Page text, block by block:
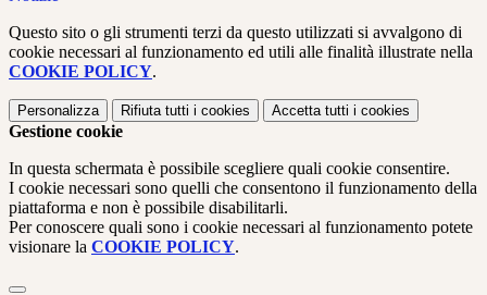
Questo sito o gli strumenti terzi da questo utilizzati si avvalgono di
cookie necessari al funzionamento ed utili alle finalità illustrate nella
COOKIE POLICY.
Personalizza Rifiuta tutti i cookies Accetta tutti i cookies
Gestione cookie
In questa schermata è possibile scegliere quali cookie consentire.
I cookie necessari sono quelli che consentono il funzionamento della
piattaforma e non è possibile disabilitarli.
Per conoscere quali sono i cookie necessari al funzionamento potete
visionare la COOKIE POLICY.